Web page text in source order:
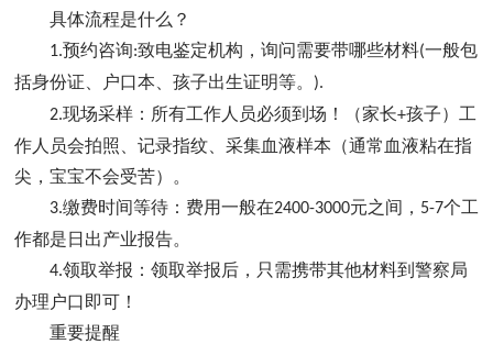
具体流程是什么？
1.预约咨询:致电鉴定机构，询问需要带哪些材料(一般包
括身份证、户口本、孩子出生证明等。 ).
2.现场采样：所有工作人员必须到场！（家长+孩子）工
作人员会拍照、记录指纹、采集血液样本（通常血液粘在指
尖，宝宝不会受苦）。
3.缴费时间等待：费用一般在2400-3000元之间， 5-7个工
作都是日出产业报告。
4.领取举报：领取举报后，只需携带其他材料到警察局
办理户口即可！
重要提醒